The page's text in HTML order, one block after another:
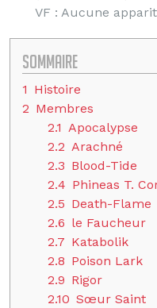
VF : Aucune
Sommaire
1 Histoire
2 Membres
2.1 Apocalypse
2.2 Arachné
2.3 Blood-Tide
2.4 Phineas T.
2.5 Death-Flame
2.6 le Faucheur
2.7 Katabolik
2.8 Poison Lark
2.9 Rigor
2.10 Sœur Saint